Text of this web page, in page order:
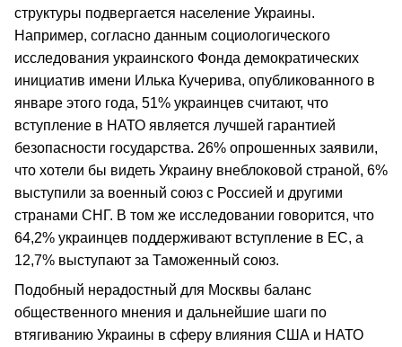
структуры подвергается население Украины.
Например, согласно данным социологического
исследования украинского Фонда демократических
инициатив имени Илька Кучерива, опубликованного в
январе этого года, 51% украинцев считают, что
вступление в НАТО является лучшей гарантией
безопасности государства. 26% опрошенных заявили,
что хотели бы видеть Украину внеблоковой страной, 6%
выступили за военный союз с Россией и другими
странами СНГ. В том же исследовании говорится, что
64,2% украинцев поддерживают вступление в ЕС, а
12,7% выступают за Таможенный союз.
Подобный нерадостный для Москвы баланс
общественного мнения и дальнейшие шаги по
втягиванию Украины в сферу влияния США и НАТО